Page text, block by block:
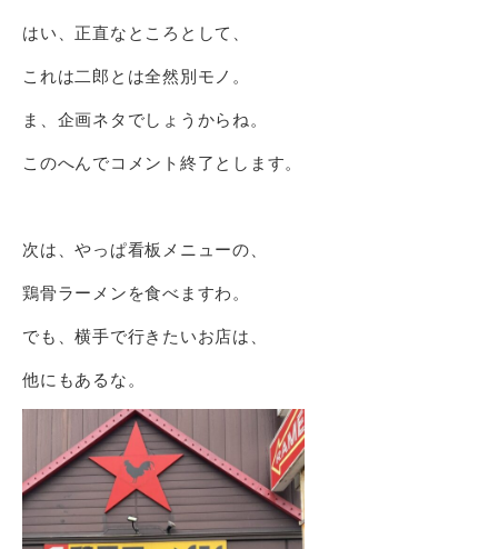
はい、正直なところとして、
これは二郎とは全然別モノ。
ま、企画ネタでしょうからね。
このへんでコメント終了とします。
次は、やっぱ看板メニューの、
鶏骨ラーメンを食べますわ。
でも、横手で行きたいお店は、
他にもあるな。